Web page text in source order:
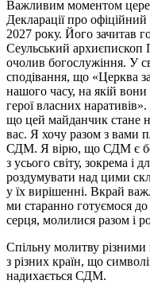
Важливим моментом
Декларації про
2027 року. Його зачитав
Сеульський
очолив богослужіння. У
сподівання, що «Церква
нашого часу, на якій
герої власних
що цей майданчик стане
вас. Я хочу разом з вами
СДМ. Я вірю, що СДМ є
з усього світу, зокрема і
роздумувати над цими
у їх вирішенні. Вкрай
ми старанно готуємося
серця, молилися разом і
Спільну молитву
з різних країн, що
надихається СДМ.